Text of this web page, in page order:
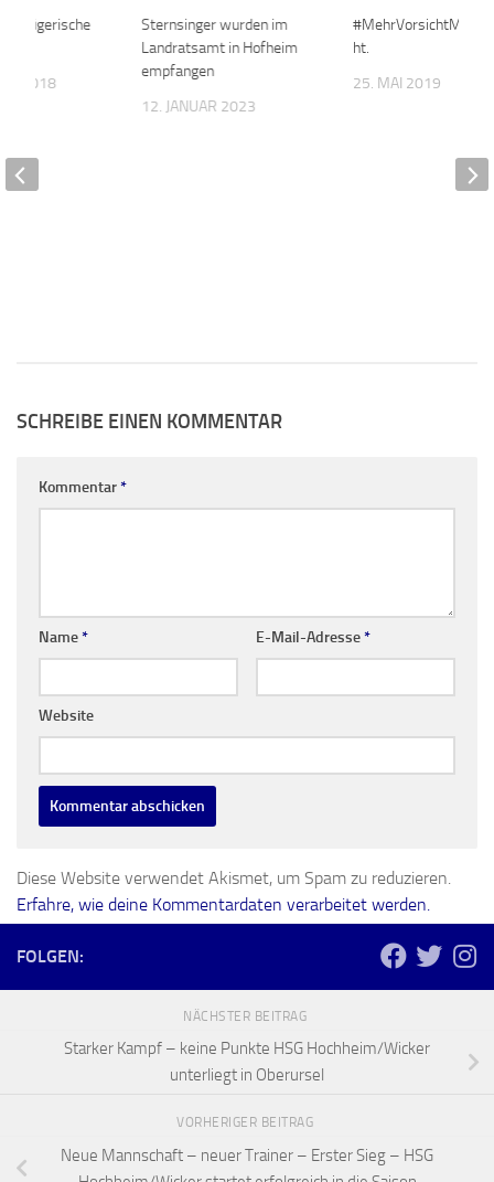
Sternsinger wurden im
Landratsamt in Hofheim
empfangen
12. JANUAR 2023
ht.
25. MAI 2019
2018
SCHREIBE EINEN KOMMENTAR
Kommentar*
Name* E-Mail-Adresse*
Website
Diese Website verwendet Akismet, um Spam zu reduzieren.
Erfahre, wie deine Kommentardaten verarbeitet werden.
FOLGEN:
NÄCHSTER BEITRAG
Starker Kampf – keine Punkte HSG Hochheim/Wicker
unterliegt in Oberursel
VORHERIGER BEITRAG
Neue Mannschaft – neuer Trainer – Erster Sieg – HSG